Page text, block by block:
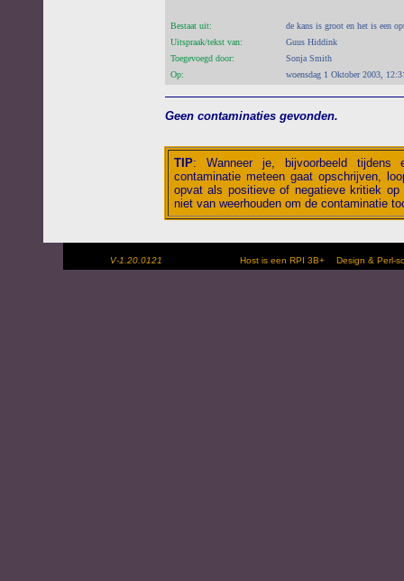
Bestaat uit:
de kans is groot en het is een
Uitspraak/tekst van:
Guus Hiddink
Toegevoegd door:
Sonja Smith
Op:
woensdag 1 Oktober 2003,
Geen contaminaties gevonden.
TIP: Wanneer je, bijvoorbeeld tijdens
contaminatie meteen gaat opschrijven,
opvat als positieve of negatieve kritiek
niet van weerhouden om de contaminatie
V-1.20.0121 Host is een RPI 3B+ Design &